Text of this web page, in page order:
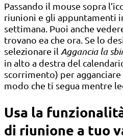
Passando il mouse sopra
riunioni e gli appuntamenti
settimana. Puoi anche
trovano ea che ora. Se lo
selezionare il Aggancia la
in alto a destra del
scorrimento) per
modo che ti segua mentre
Usa la
di riunione a tuo